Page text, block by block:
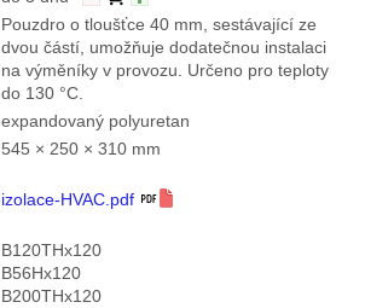
Pouzdro o tloušťce 40 mm, sestávající ze
dvou částí, umožňuje dodatečnou instalaci
na výměníky v provozu. Určeno pro teploty
do 130 °C.
expandovaný polyuretan
545 × 250 × 310 mm
izolace-HVAC.pdf
B120THx120
B56Hx120
B200THx120